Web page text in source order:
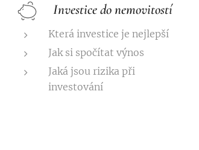
Investice do nemovitostí
Která investice je nejlepší
Jak si spočítat výnos
Jaká jsou rizika při
investování